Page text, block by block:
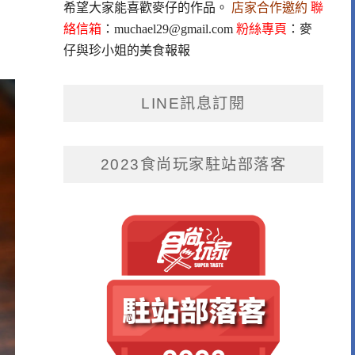
希望大家能喜歡麥仔的作品。 店家合作邀約 聯
絡信箱： muchael29@gmail.com 粉絲專頁 ： 麥
仔與珍小姐的美食報報
LINE訊息訂閱
2023食尚玩家駐站部落客